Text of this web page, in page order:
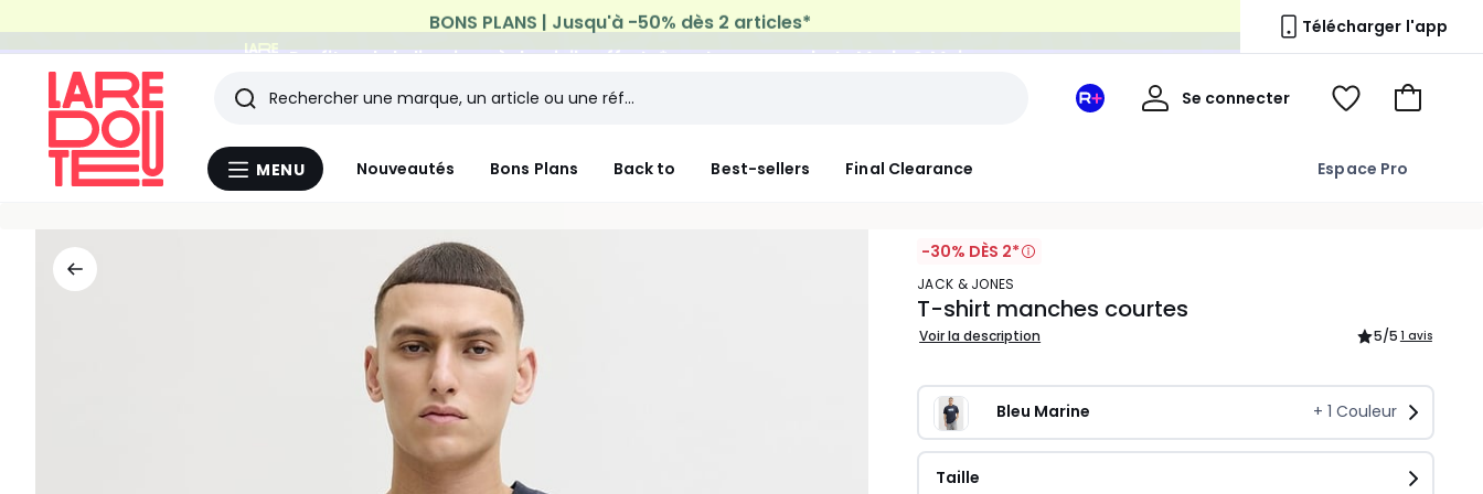
Profitez de la livraison à domicile offerte*sur tous vos achats Mode & Maison Télécharger l'app
Menu
MENU Nouveautés Bons Plans Back to Best-sellers Final Clearance Espace Pro
Rechercher
Les
derniers
consultés
Mon
Se connecter
Mon
Voir
Aller
-30% DÈS 2*
JACK & JONES
T-shirt manches courtes
Voir la description 5/5 1 avis
Bleu Marine + 1 Couleur
Taille